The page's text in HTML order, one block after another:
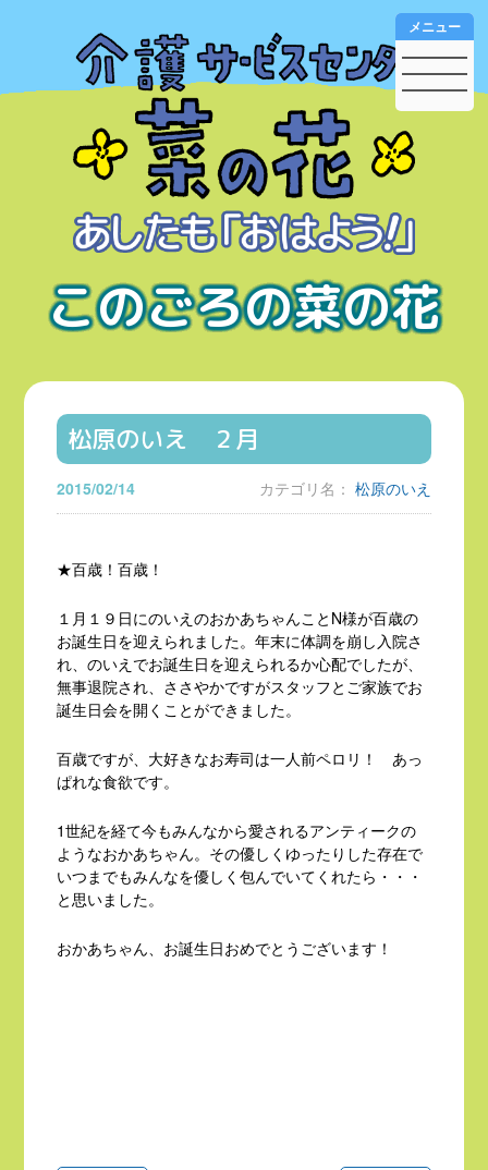
このごろの菜の花
メニュー
松原のいえ ２月
2015/02/14 カテゴリ名： 松原のいえ
★百歳！百歳！
１月１９日にのいえのおかあちゃんことN様が百歳の
お誕生日を迎えられました。年末に体調を崩し入院さ
れ、のいえでお誕生日を迎えられるか心配でしたが、
無事退院され、ささやかですがスタッフとご家族でお
誕生日会を開くことができました。
百歳ですが、大好きなお寿司は一人前ペロリ！ あっ
ぱれな食欲です。
1世紀を経て今もみんなから愛されるアンティークの
ようなおかあちゃん。その優しくゆったりした存在で
いつまでもみんなを優しく包んでいてくれたら・・・
と思いました。
おかあちゃん、お誕生日おめでとうございます！